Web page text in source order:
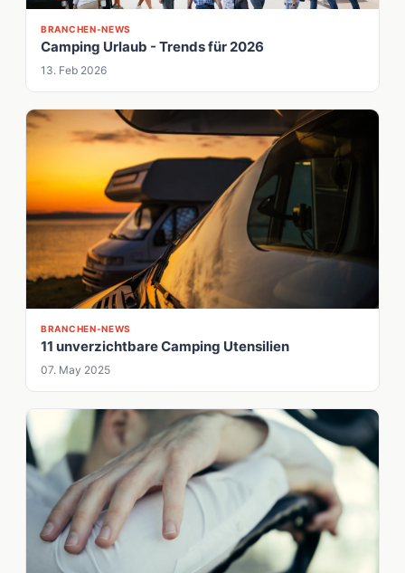
BRANCHEN-NEWS
Camping Urlaub - Trends für 2026
13. Feb 2026
BRANCHEN-NEWS
11 unverzichtbare Camping Utensilien
07. May 2025